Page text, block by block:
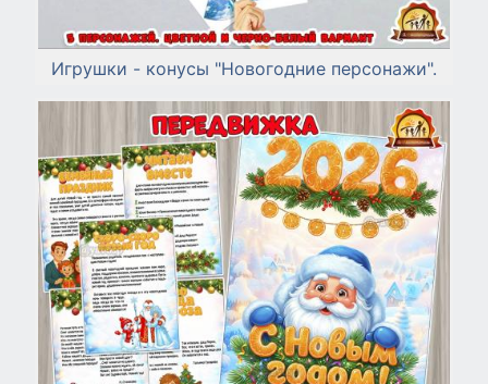
Игрушки - конусы "Новогодние персонажи".